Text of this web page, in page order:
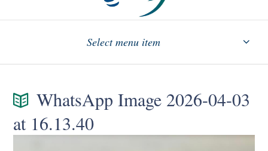
Select menu item
WhatsApp Image 2026-04-03
at 16.13.40